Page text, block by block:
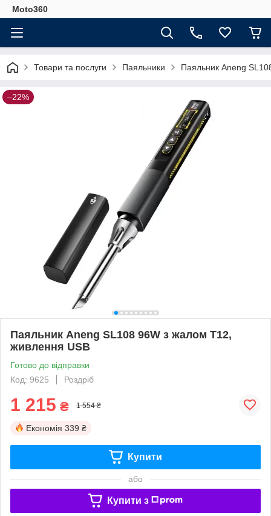
Moto360
Товари та послуги Паяльники Паяльник Aneng
–22%
Паяльник Aneng SL108 96W з жалом T12,
живлення USB
Готово до відправки
Код: 9625
Роздріб
1 215 ₴ 1 554 ₴
Економія 339 ₴
Купити
або
Купити з